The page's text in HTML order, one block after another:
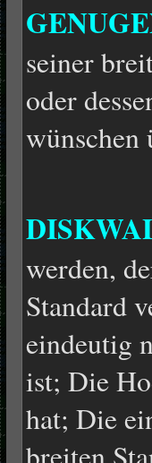
seiner
oder
wünschen
werden,
Standard
eindeutig
ist; Die
hat; Die
breiten